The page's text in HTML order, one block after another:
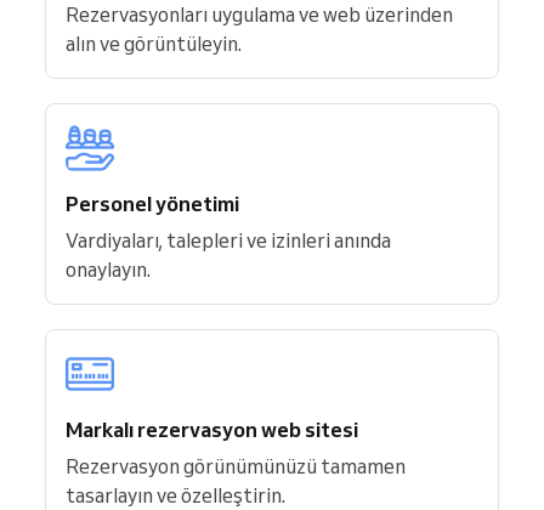
Rezervasyonları uygulama ve web üzerinden
alın ve görüntüleyin.
Personel yönetimi
Vardiyaları, talepleri ve izinleri anında
onaylayın.
Markalı rezervasyon web sitesi
Rezervasyon görünümünüzü tamamen
tasarlayın ve özelleştirin.